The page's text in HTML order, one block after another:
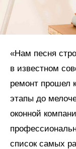
«Нам песня
в известном
ремонт прошел
этапы до
оконной
список самых